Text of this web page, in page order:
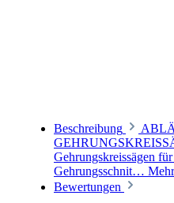
Beschreibung
Gehrungskreissägen
Gehrungsschnit… Mehr
Bewertungen